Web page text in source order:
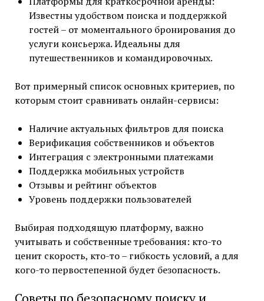
Известны удобством поиска и поддержкой
гостей – от моментального бронирования до
услуги консьержа. Идеальны для
путешественников и командировочных.
Вот примерный список основных критериев, по
которым стоит сравнивать онлайн-сервисы:
Наличие актуальных фильтров для поиска
Верификация собственников и объектов
Интеграция с электронными платежами
Поддержка мобильных устройств
Отзывы и рейтинг объектов
Уровень поддержки пользователей
Выбирая подходящую платформу, важно
учитывать и собственные требования: кто-то
ценит скорость, кто-то – гибкость условий, а для
кого-то первостепенной будет безопасность.